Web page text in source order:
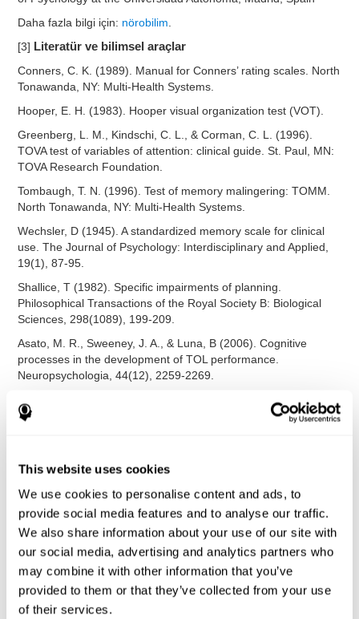
This website uses cookies
We use cookies to personalise content and ads, to
provide social media features and to analyse our traffic.
We also share information about your use of our site with
our social media, advertising and analytics partners who
may combine it with other information that you’ve
provided to them or that they’ve collected from your use
of their services.
Daha fazla bilgi için: nörobilim
[3] Literatür ve bilimsel araçlar
Conners, C. K. (1989). Manual for Conners’ rating scales. North
Tonawanda, NY: Multi-Health Systems.
Hooper, E. H. (1983). Hooper visual organization test (VOT).
Greenberg, L. M., Kindschi, C. L., & Corman, C. L. (1996).
TOVA test of variables of attention: clinical guide. St. Paul, MN:
TOVA Research Foundation.
Tombaugh, T. N. (1996). Test of memory malingering: TOMM.
North Tonawanda, NY: Multi-Health Systems.
Wechsler, D (1945). A standardized memory scale for clinical
use. The Journal of Psychology: Interdisciplinary and Applied,
19(1), 87-95.
Shallice, T (1982). Specific impairments of planning.
Philosophical Transactions of the Royal Society B: Biological
Sciences, 298(1089), 199-209.
Asato, M. R., Sweeney, J. A., & Luna, B (2006). Cognitive
processes in the development of TOL performance.
Neuropsychologia, 44(12), 2259-2269.
Korkman, M., Kirk, U., & Kemp, S (1998). NEPSY: A
developmental neuropsychological assessment. Psychological
NEPSY. San Antonio, TX: Psychological corporation.
Stroop, J. R (1935). Studies of interference in serial verbal
reactions. Journal of experimental psychology, 18(6), 643.
Heaton, R. K. (1981). A manual for the Wisconsin card sorting
test. Western Psychological Services.
Tsotsos, L. E., Roggeveen, A. B., Sekuler, A. B., Vrkljan, B. H., &
Bennett, P. J. (2010). The effects of practice in a useful field of
view task on driving performance. Journal of Vision, 10(7), 152-